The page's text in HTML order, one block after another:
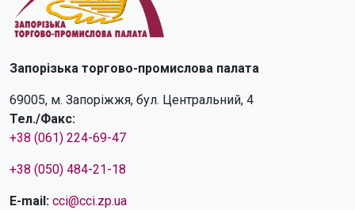
Запорізька торгово-промислова палата
69005, м. Запоріжжя, бул. Центральний, 4
Тел./Факс:
+38 (061) 224-69-47
+38 (050) 484-21-18
E-mail: cci@cci.zp.ua